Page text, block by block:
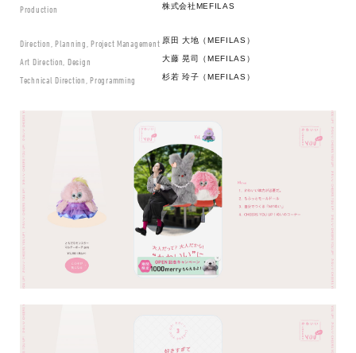
Production 株式会社MEFILAS
Direction, Planning, Project Management 原田 大地（MEFILAS）
Art Direction, Design 大藤 晃司（MEFILAS）
Technical Direction, Programming 杉若 玲子（MEFILAS）